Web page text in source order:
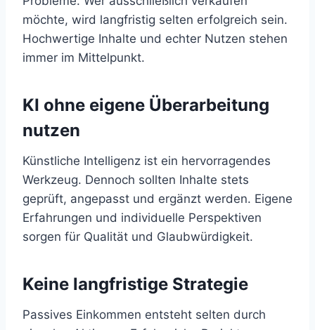
möchte, wird langfristig selten erfolgreich sein.
Hochwertige Inhalte und echter Nutzen stehen
immer im Mittelpunkt.
KI ohne eigene Überarbeitung
nutzen
Künstliche Intelligenz ist ein hervorragendes
Werkzeug. Dennoch sollten Inhalte stets
geprüft, angepasst und ergänzt werden. Eigene
Erfahrungen und individuelle Perspektiven
sorgen für Qualität und Glaubwürdigkeit.
Keine langfristige Strategie
Passives Einkommen entsteht selten durch